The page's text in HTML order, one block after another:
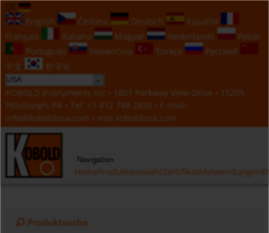
English
Čeština Deutsch
Español
Français
Italiano Magyar Nederlands
Polski
Português
Slovenčina Türkçe
Русский
中文
한국의
KOBOLD Instruments Inc • 1801 Parkway View Drive • 15205
Pittsburgh, PA • Tel:
+1 412 788 2830 • E-mail:
info@koboldusa.com • visit koboldusa.com
Navigation
HomeProduktauswahl ZertifikateAnwendungen
Produktsuche